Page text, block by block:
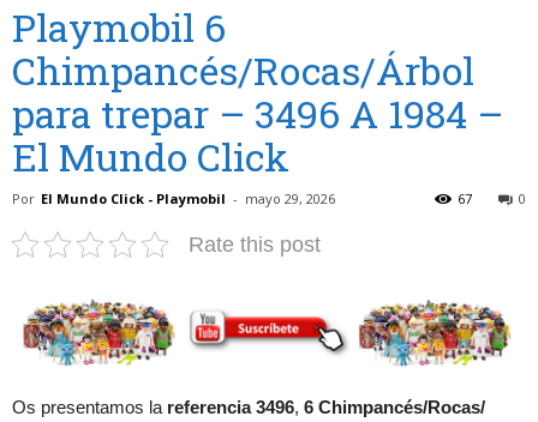
Playmobil 6
Chimpancés/Rocas/Árbol
para trepar – 3496 A 1984 –
El Mundo Click
Por El Mundo Click - Playmobil - mayo 29, 2026 0
67
Rate this post
Os presentamos la referencia 3496, 6 Chimpancés/Rocas/